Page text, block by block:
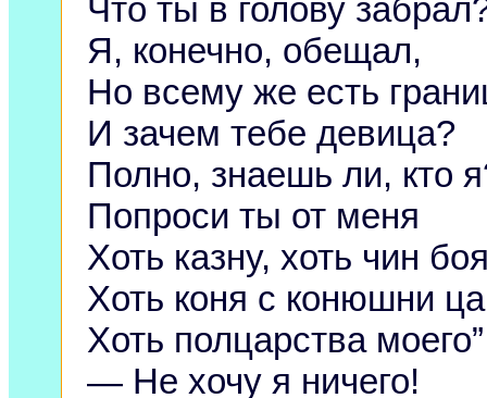
Что ты в голову
Я, конечно, обещал,
Но всему же есть
И зачем тебе девица?
Полно, знаешь ли, кто
Попроси ты от меня
Хоть казну, хоть чин
Хоть коня с конюшни
Хоть полцарства
— Не хочу я ничего!